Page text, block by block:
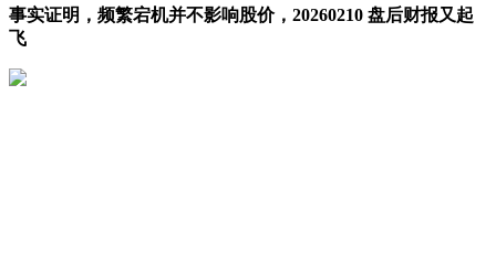
事实证明，频繁宕机并不影响股价，20260210 盘后财报又起
飞